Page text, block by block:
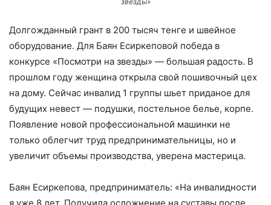
Долгожданный грант в 200 тысяч тенге и швейное
оборудование. Для Баян Есиркеповой победа в
конкурсе «Посмотри на звезды» — большая радость. В
прошлом году женщина открыла свой пошивочный цех
на дому. Сейчас инвалид 1 группы шьет приданое для
будущих невест — подушки, постельное белье, корпе.
Появление новой профессиональной машинки не
только облегчит труд предпринимательницы, но и
увеличит объемы производства, уверена мастерица.
Баян Есиркепова, предприниматель: «На инвалидности